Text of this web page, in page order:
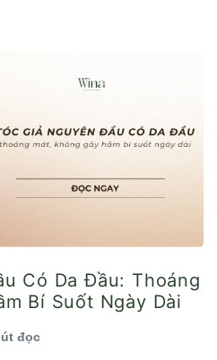
Có Da Đầu: Thoáng
Bí Suốt Ngày Dài
đọc